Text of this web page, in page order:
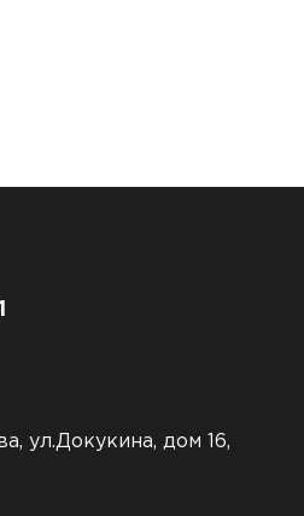
ул.Докукина, дом 16,